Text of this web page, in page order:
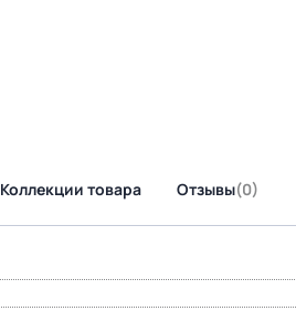
Коллекции товара Отзывы(0)